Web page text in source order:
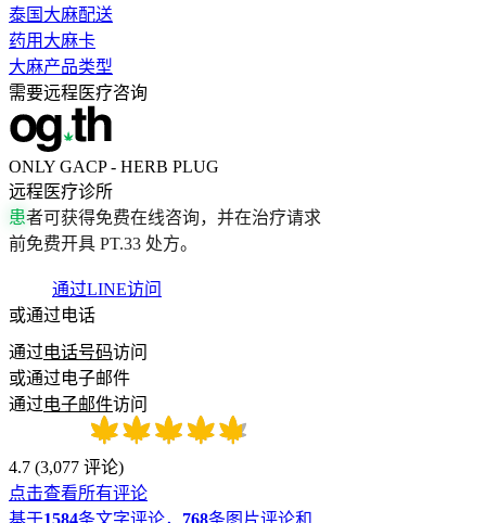
泰国大麻配送
药用大麻卡
大麻产品类型
需要远程医疗咨询
ONLY GACP - HERB PLUG
远程医疗诊所
患者可获得免费在线咨询， 并在治疗请求
前免费开具 PT.33 处方。
通过LINE访问
或通过电话
通过电话号码访问
或通过电子邮件
通过电子邮件访问
4.7 (3,077 评论)
点击查看所有评论
基于1584条文字评论， 768条图片评论和